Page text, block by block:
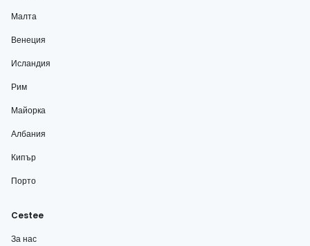
Малта
Венеция
Исландия
Рим
Майорка
Албания
Кипър
Порто
Cestee
За нас